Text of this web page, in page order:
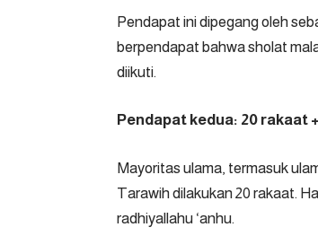
Pendapat ini dipegang oleh
berpendapat bahwa sholat
diikuti.
Pendapat kedua: 20 rakaat
Mayoritas ulama, termasuk
Tarawih dilakukan 20 rakaat.
radhiyallahu ‘anhu.